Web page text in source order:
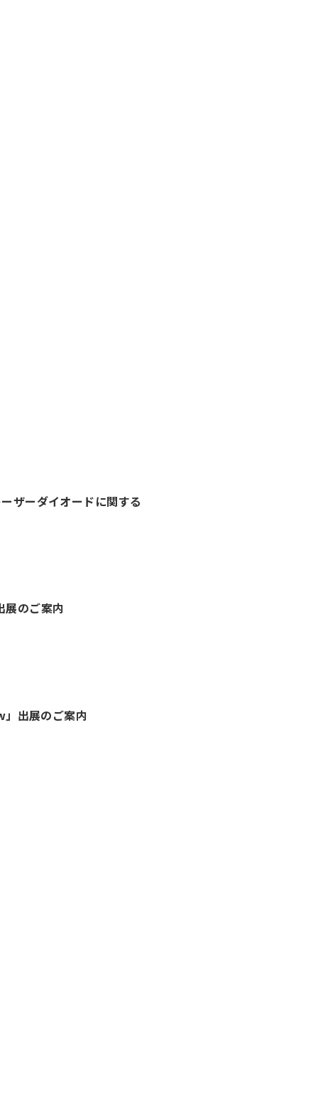
ザーダイオードに関する
のご案内
出展のご案内